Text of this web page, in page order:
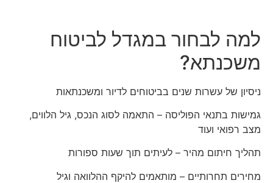
למה לבחור במגדל לביטוח
משכנתא?
ניסיון של עשרות שנים בביטוחים לדיור ומשכנתאות
גמישות בתנאי הפוליסה – התאמה לסוג הנכס, גיל הלווים,
מצב רפואי ועוד
תהליך חיתום מהיר – לעיתים תוך שעות ספורות
מחירים תחרותיים – מותאמים להיקף ההלוואה וגיל